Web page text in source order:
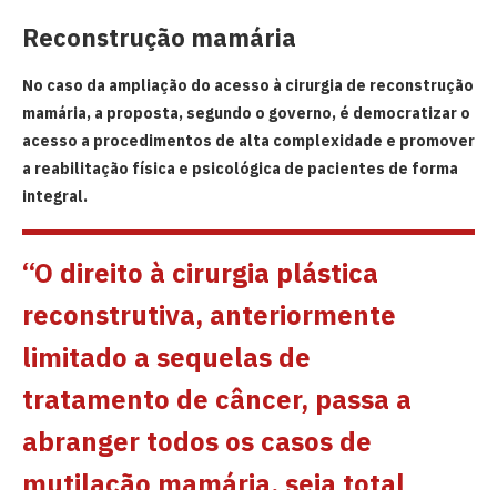
Reconstrução mamária
No caso da ampliação do acesso à cirurgia de reconstrução
mamária, a proposta, segundo o governo, é democratizar o
acesso a procedimentos de alta complexidade e promover
a reabilitação física e psicológica de pacientes de forma
integral.
“O direito à cirurgia plástica
reconstrutiva, anteriormente
limitado a sequelas de
tratamento de câncer, passa a
abranger todos os casos de